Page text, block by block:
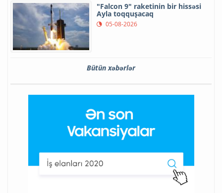
"Falcon 9" raketinin bir hissəsi
Ayla toqquşacaq
05-08-2026
Bütün xəbərlər